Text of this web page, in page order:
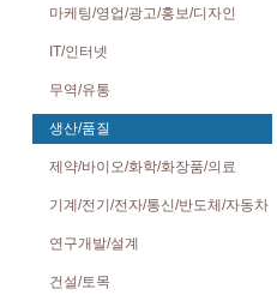
마케팅/영업/광고/홍보/디자인
IT/인터넷
무역/유통
생산/품질
제약/바이오/화학/화장품/의료
기계/전기/전자/통신/반도체/자동차
연구개발/설계
건설/토목